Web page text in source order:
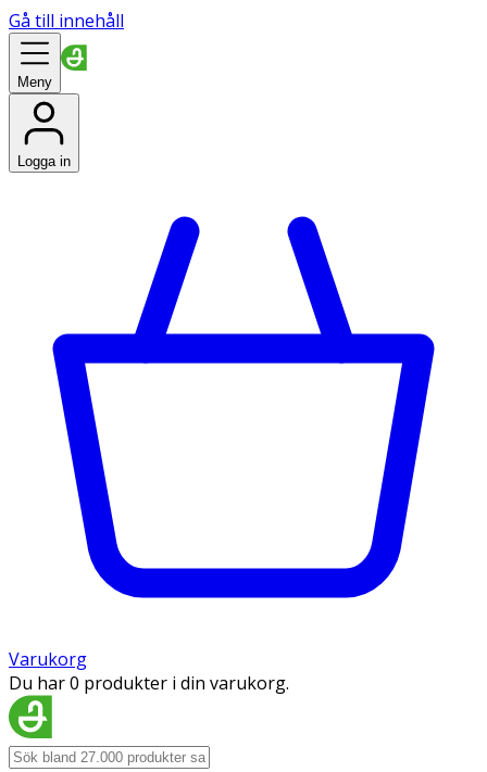
Gå till innehåll
Meny
Logga in
Varukorg
Du har 0 produkter i din varukorg.